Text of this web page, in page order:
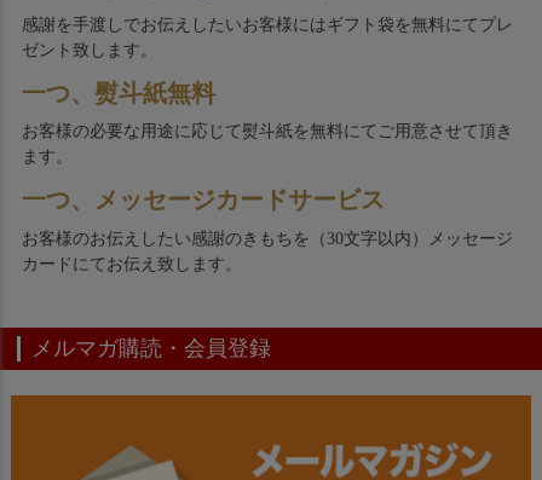
感謝を手渡しでお伝えしたいお客様にはギフト袋を無料にてプレ
ゼント致します。
一つ、熨斗紙無料
お客様の必要な用途に応じて熨斗紙を無料にてご用意させて頂き
ます。
一つ、メッセージカードサービス
お客様のお伝えしたい感謝のきもちを（30文字以内）メッセージ
カードにてお伝え致します。
メルマガ購読・会員登録